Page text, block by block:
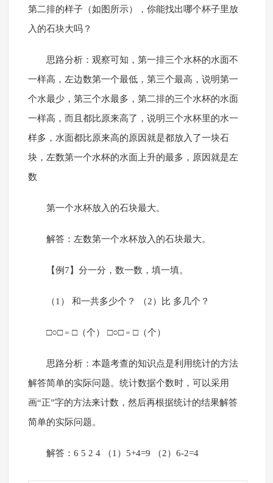
第二排的样子（如图所示），你能找出哪个杯子里放
入的石块大吗？
思路分析：观察可知，第一排三个水杯的水面不
一样高，左边数第一个最低，第三个最高，说明第一
个水最少，第三个水最多，第二排的三个水杯的水面
一样高，而且都比原来高了，说明三个水杯里的水一
样多，水面都比原来高的原因就是都放入了一块石
块，左数第一个水杯的水面上升的最多，原因就是左
数
第一个水杯放入的石块最大。
解答：左数第一个水杯放入的石块最大。
【例7】分一分，数一数，填一填。
（1） 和一共多少个？ （2）比 多几个？
□○□﹦□（个） □○□﹦□（个）
思路分析：本题考查的知识点是利用统计的方法
解答简单的实际问题。统计数据个数时，可以采用
画“正”字的方法来计数，然后再根据统计的结果解答
简单的实际问题。
解答：6 5 2 4 （1）5+4=9 （2）6-2=4